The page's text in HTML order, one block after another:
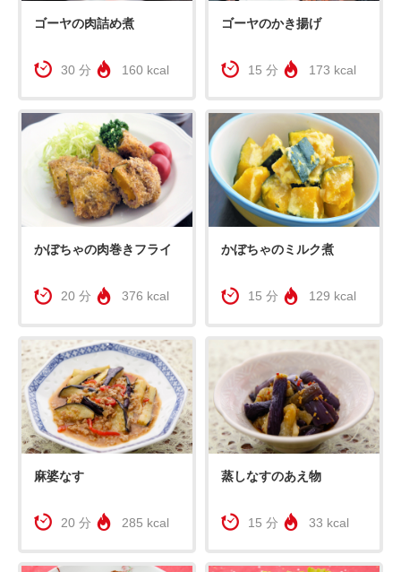
ゴーヤの肉詰め煮
30 分 160 kcal
ゴーヤのかき揚げ
15 分 173 kcal
かぼちゃの肉巻きフライ
20 分 376 kcal
かぼちゃのミルク煮
15 分 129 kcal
麻婆なす
20 分 285 kcal
蒸しなすのあえ物
15 分 33 kcal